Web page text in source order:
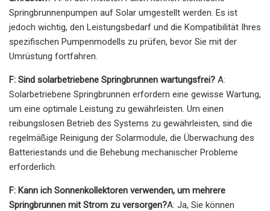
Springbrunnenpumpen auf Solar umgestellt werden. Es ist
jedoch wichtig, den Leistungsbedarf und die Kompatibilität Ihres
spezifischen Pumpenmodells zu prüfen, bevor Sie mit der
Umrüstung fortfahren.
F: Sind solarbetriebene Springbrunnen wartungsfrei? A:
Solarbetriebene Springbrunnen erfordern eine gewisse Wartung,
um eine optimale Leistung zu gewährleisten. Um einen
reibungslosen Betrieb des Systems zu gewährleisten, sind die
regelmäßige Reinigung der Solarmodule, die Überwachung des
Batteriestands und die Behebung mechanischer Probleme
erforderlich.
F: Kann ich Sonnenkollektoren verwenden, um mehrere
Springbrunnen mit Strom zu versorgen?A: Ja, Sie können